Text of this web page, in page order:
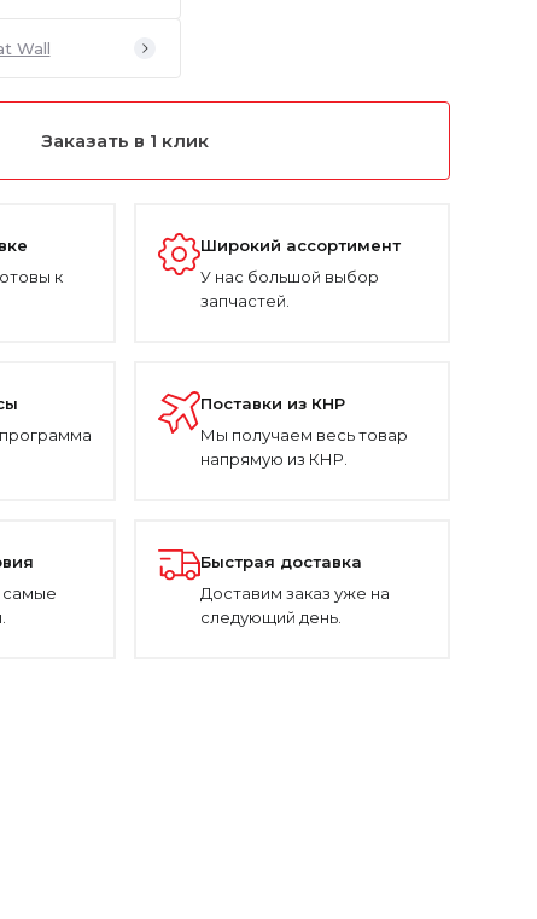
Wall
Заказать в 1 клик
к
Широкий ассортимент
У нас большой выбор
запчастей.
Поставки из КНР
Мы получаем весь товар
напрямую из КНР.
Быстрая доставка
Доставим заказ уже на
следующий день.